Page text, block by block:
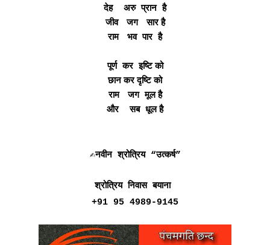
देह अरु प्रान है
जीव जग सार है
राम भव पार है
पूर्ण कर इष्टि को
छान कर दृष्टि को
राम जग मूल है
और सब धूल है
✍नवीन श्रोत्रिय “उत्कर्ष”
श्रोत्रिय निवास बयाना
+91 95 4989-9145